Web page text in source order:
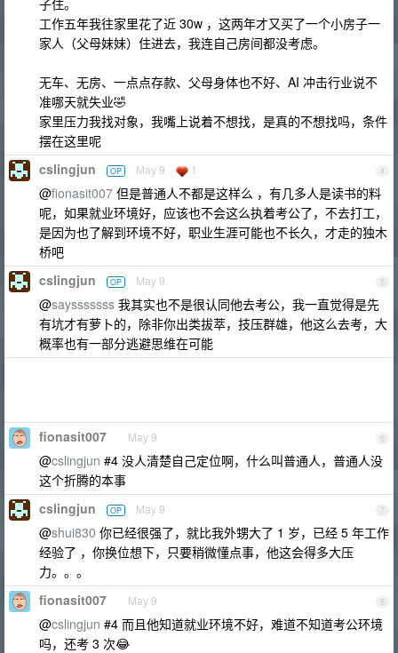
子住。
工作五年我往家里花了近 30w ，这两年才又买了一个小房子一
家人（父母妹妹）住进去，我连自己房间都没考虑。
无车、无房、一点点存款、父母身体也不好、AI 冲击行业说不
准哪天就失业🤣
家里压力我找对象，我嘴上说着不想找，是真的不想找吗，条件
摆在这里呢
4
cslingjun OP May 9 1
@fionasit007 但是普通人不都是这样么 ，有几多人是读书的料
呢，如果就业环境好，应该也不会这么执着考公了，不去打工，
是因为也了解到环境不好，职业生涯可能也不长久，才走的独木
桥吧
5
cslingjun OP May 9
@saysssssss 我其实也不是很认同他去考公，我一直觉得是先
有坑才有萝卜的，除非你出类拔萃，技压群雄，他这么去考，大
概率也有一部分逃避思维在可能
6
fionasit007 May 9
@cslingjun #4 没人清楚自己定位啊，什么叫普通人，普通人没
这个折腾的本事
7
cslingjun OP May 9
@shui830 你已经很强了，就比我外甥大了 1 岁，已经 5 年工作
经验了 ，你换位想下，只要稍微懂点事，他这会得多大压
力。。。
8
fionasit007 May 9
@cslingjun #4 而且他知道就业环境不好，难道不知道考公环境
吗，还考 3 次😂